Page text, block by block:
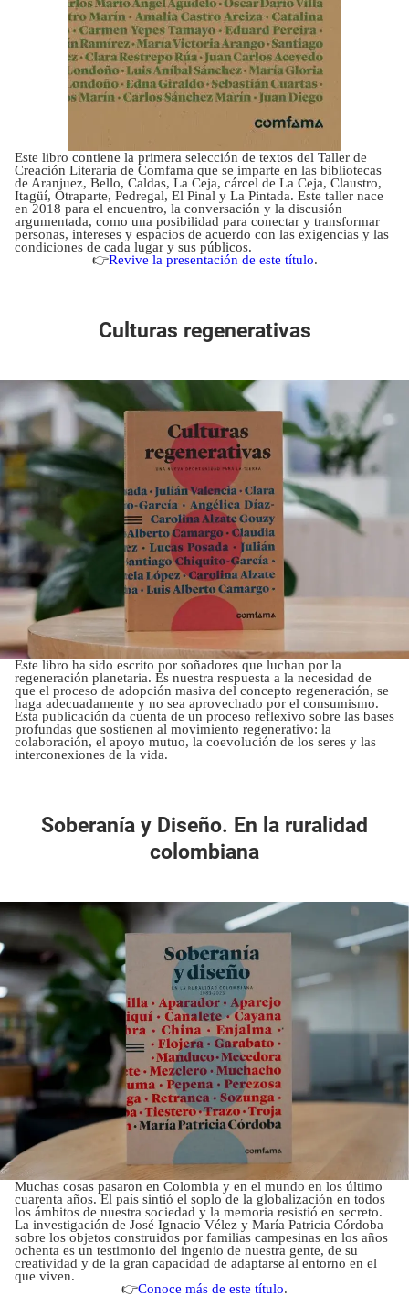
Este libro contiene la primera selección de textos del Taller de
Creación Literaria de Comfama que se imparte en las bibliotecas
de Aranjuez, Bello, Caldas, La Ceja, cárcel de La Ceja, Claustro,
Itagüí, Otraparte, Pedregal, El Pinal y La Pintada. Este taller nace
en 2018 para el encuentro, la conversación y la discusión
argumentada, como una posibilidad para conectar y transformar
personas, intereses y espacios de acuerdo con las exigencias y las
condiciones de cada lugar y sus públicos.
👉Revive la presentación de este título.
Culturas regenerativas
Este libro ha sido escrito por soñadores que luchan por la
regeneración planetaria. Es nuestra respuesta a la necesidad de
que el proceso de adopción masiva del concepto regeneración, se
haga adecuadamente y no sea aprovechado por el consumismo.
Esta publicación da cuenta de un proceso reflexivo sobre las bases
profundas que sostienen al movimiento regenerativo: la
colaboración, el apoyo mutuo, la coevolución de los seres y las
interconexiones de la vida.
Soberanía y Diseño. En la ruralidad
colombiana
Muchas cosas pasaron en Colombia y en el mundo en los último
cuarenta años. El país sintió el soplo de la globalización en todos
los ámbitos de nuestra sociedad y la memoria resistió en secreto.
La investigación de José Ignacio Vélez y María Patricia Córdoba
sobre los objetos construidos por familias campesinas en los años
ochenta es un testimonio del ingenio de nuestra gente, de su
creatividad y de la gran capacidad de adaptarse al entorno en el
que viven.
👉Conoce más de este título.